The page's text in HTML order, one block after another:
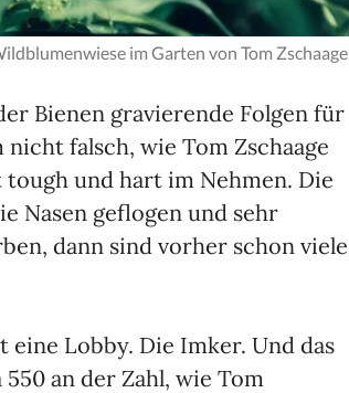
im Garten von Tom Zschaage.
Bienen gravierende Folgen für
falsch, wie Tom Zschaage
und hart im Nehmen. Die
Nasen geflogen und sehr
dann sind vorher schon viele
Lobby. Die Imker. Und das
an der Zahl, wie Tom